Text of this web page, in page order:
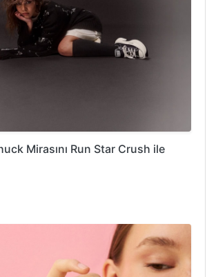
Mirasını Run Star Crush ile